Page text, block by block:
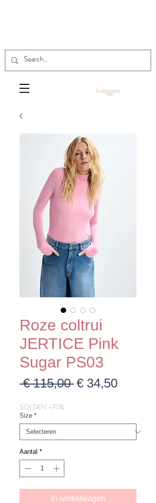
Inloggen
Roze coltrui
JERTICE Pink
Sugar PS03
€ 115,00 Normale
€ 34,50
SOLDEN -70%
Size *
Aantal *
In winkelwagen